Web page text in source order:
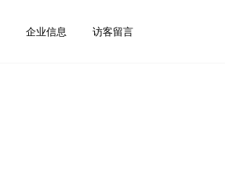
企业信息 访客留言